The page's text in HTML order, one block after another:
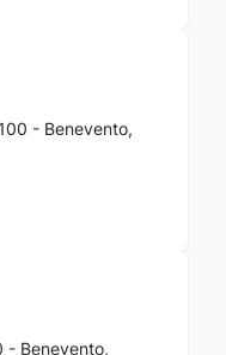
- Benevento,
- Benevento,